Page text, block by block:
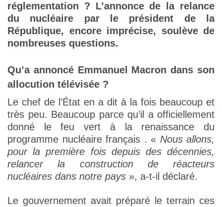
réglementation ? L’annonce de la relance
du nucléaire par le président de la
République, encore imprécise, soulève de
nombreuses questions.
Qu’a annoncé Emmanuel Macron dans son
allocution télévisée ?
Le chef de l’État en a dit à la fois beaucoup et
très peu. Beaucoup parce qu’il a officiellement
donné le feu vert à la renaissance du
programme nucléaire français . « Nous allons,
pour la première fois depuis des décennies,
relancer la construction de réacteurs
nucléaires dans notre pays », a-t-il déclaré.
Le gouvernement avait préparé le terrain ces